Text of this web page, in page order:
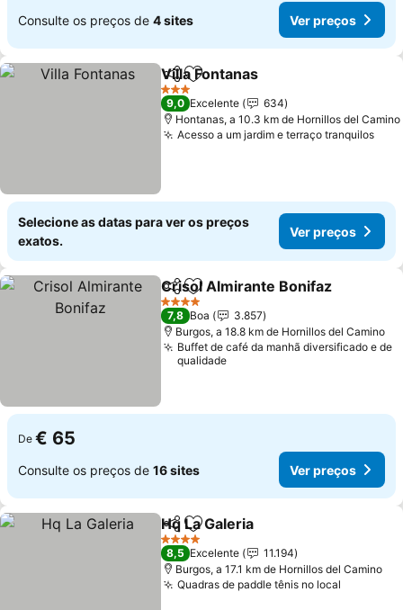
Consulte os preços de 4 sites Ver preços
PartilharAdicionar aos favoritos
Villa Fontanas
3 Estrelas
9,0 Excelente
634
Hontanas, a 10.3 km de Hornillos del Camino
Acesso a um jardim e terraço tranquilos
Selecione as datas para ver os preços
exatos.
Ver preços
PartilharAdicionar aos favoritos
Crisol Almirante Bonifaz
4 Estrelas
7,8 Boa
3.857
Burgos, a 18.8 km de Hornillos del Camino
Buffet de café da manhã diversificado e de
qualidade
De € 65
Consulte os preços de 16 sites Ver preços
PartilharAdicionar aos favoritos
Hq La Galeria
4 Estrelas
8,5 Excelente
11.194
Burgos, a 17.1 km de Hornillos del Camino
Quadras de paddle tênis no local